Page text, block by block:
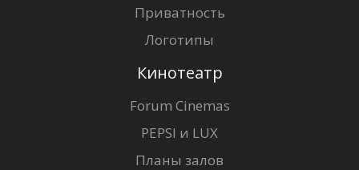
Приватность
Логотипы
Кинотеатр
Forum Cinemas
PEPSI и LUX
Планы залов